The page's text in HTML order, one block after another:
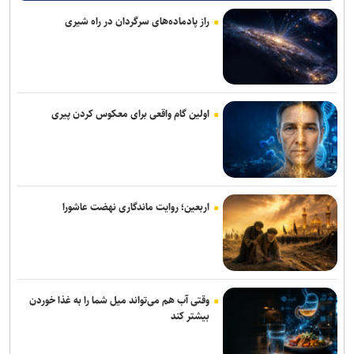
خواهد شد
دستگاه مترجم جیبی جدید گوگل بدون نیاز به اینترنت مکالمات را ترجمه
می‌کند
نسل دوم هدفون QuietComfort با حذف نویز ارتقایافته و پورت USB-C
عرضه شد
نوآوری دانش‌بنیان ایرانی، معادله نصب لوله‌های پلی‌اتیلن در دریا را تغییر
داد
بالا می‌برد
کاربران بعد از این می‌توانند از هر نقطه دارای اینترنت با شماره ثابت
تماس بگیرند
اسپیکر هوشمند اوپن‌ای‌آی قیمتی بین ۳۰۰ تا ۴۰۰ دلار خواهد داشت
پژوهشگران با هوش مصنوعی ویروس‌های جدید باکتری‌خوار ساختند
راز پادماده‌های سرگردان در راه شیری
اولین گام واقعی برای معکوس کردن پیری
اربعین؛ روایت ماندگاری نهضت عاشورا
وقتی آب هم می‌تواند میل شما را به غذا خوردن
بیشتر کند